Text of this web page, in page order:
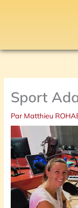
Sport
Par Matthieu